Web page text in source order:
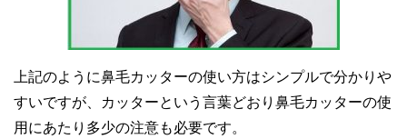
上記のように鼻毛カッターの使い方はシンプルで分かりや
すいですが、カッターという言葉どおり鼻毛カッターの使
用にあたり多少の注意も必要です。